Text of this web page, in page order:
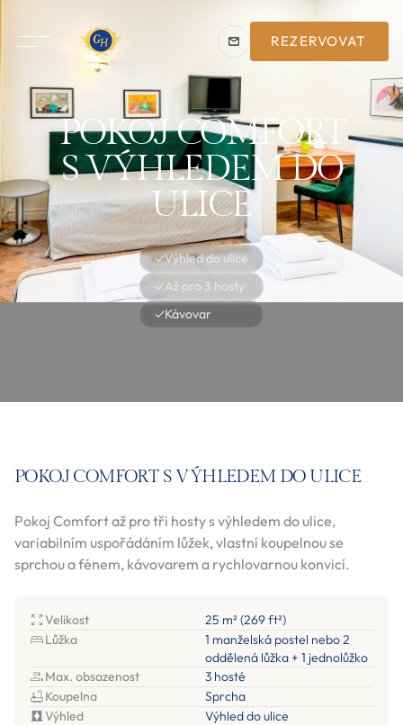
REZERVOVAT
POKOJ COMFORT
S VÝHLEDEM DO
ULICE
✓Výhled do ulice
✓Až pro 3 hosty
✓Kávovar
POKOJ COMFORT S VÝHLEDEM DO ULICE
Pokoj Comfort až pro tři hosty s výhledem do ulice,
variabilním uspořádáním lůžek, vlastní koupelnou se
sprchou a fénem, kávovarem a rychlovarnou konvicí.
Velikost
25 m² (269 ft²)
Lůžka
1 manželská postel nebo 2
oddělená lůžka + 1 jednolůžko
Max. obsazenost
3 hosté
Koupelna
Sprcha
Výhled
Výhled do ulice